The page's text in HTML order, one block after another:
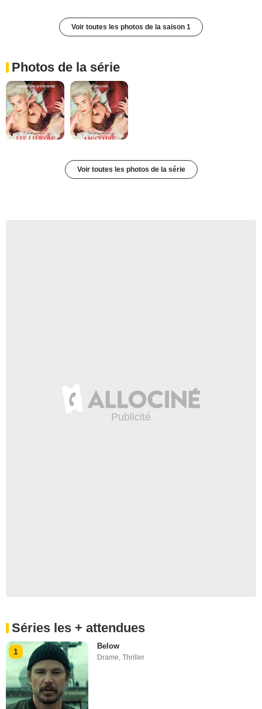
Voir toutes les photos de la saison 1
Photos de la série
Voir toutes les photos de la série
Séries les + attendues
1
Below
Drame ,Thriller